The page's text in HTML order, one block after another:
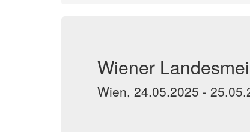
Wiener
Wien, 24.05.2025 -